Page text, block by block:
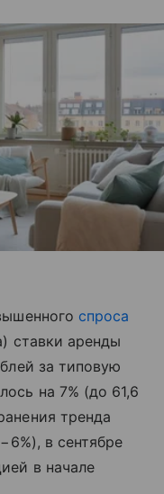
спроса
ставки аренды
за типовую
на 7% (до 61,6
тренда
в сентябре
в начале